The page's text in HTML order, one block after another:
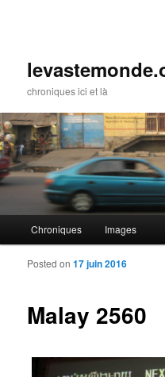
chroniques ici et là
Aller au contenu principal
Aller au contenu secondaire
Chroniques Images
Navigation des articles
Malay 2560
Posted on17 juin 2016